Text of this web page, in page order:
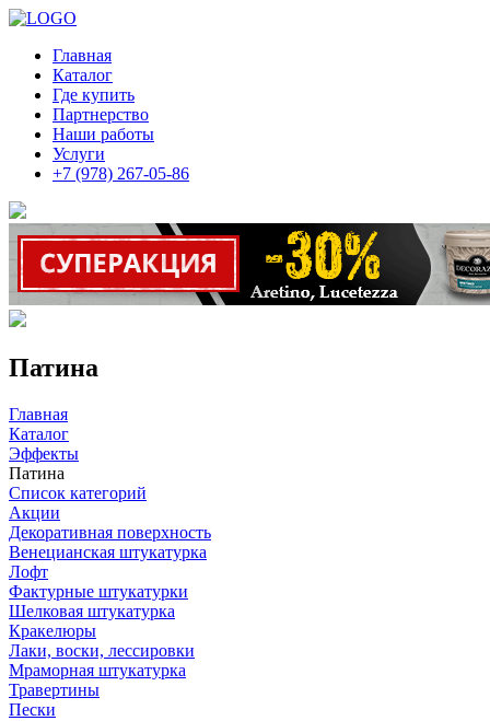
Главная
Каталог
Где купить
Партнерство
Наши работы
Услуги
+7 (978) 267-05-86
Патина
Главная
Каталог
Эффекты
Патина
Список категорий
Акции
Декоративная поверхность
Венецианская штукатурка
Лофт
Фактурные штукатурки
Шелковая штукатурка
Кракелюры
Лаки, воски, лессировки
Мраморная штукатурка
Травертины
Пески